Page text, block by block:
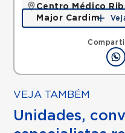
Centro Médico
Major Cardim
Rua Major Cardim,
Mapa
VEJA TAMBÉM
Unidades,